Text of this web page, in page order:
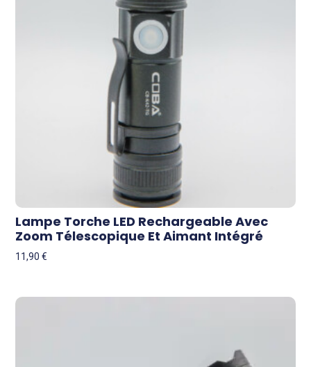
Lampe Torche LED Rechargeable Avec
Zoom Télescopique Et Aimant Intégré
11,90€